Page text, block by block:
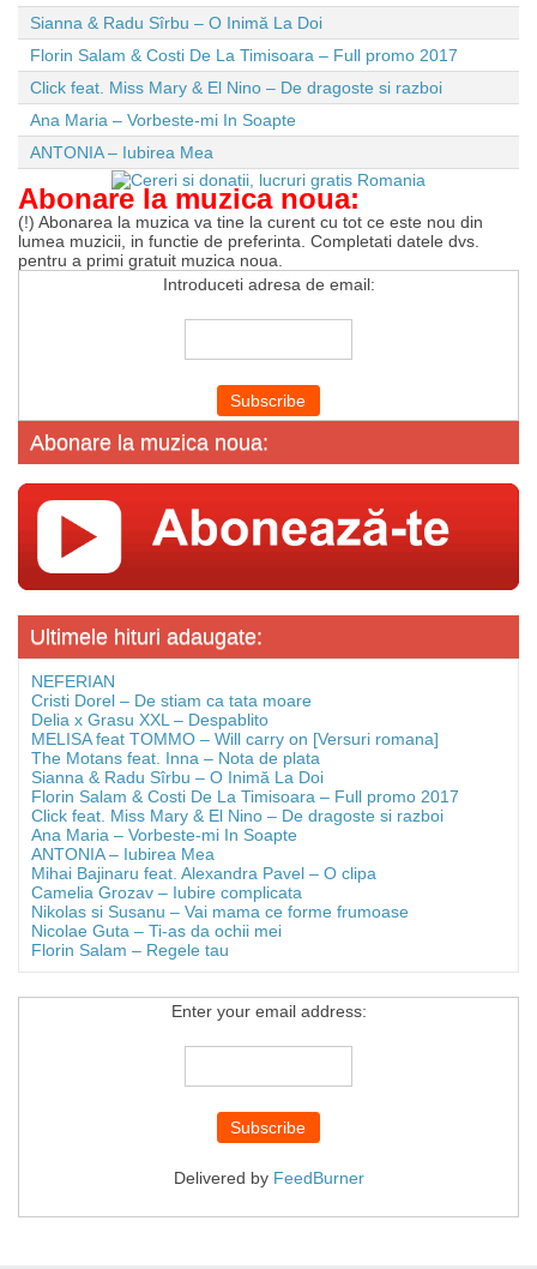
Sianna & Radu Sîrbu – O Inimă La Doi
Florin Salam & Costi De La Timisoara – Full promo 2017
Click feat. Miss Mary & El Nino – De dragoste si razboi
Ana Maria – Vorbeste-mi In Soapte
ANTONIA – Iubirea Mea
Abonare la muzica noua:
(!) Abonarea la muzica va tine la curent cu tot ce este nou din
lumea muzicii, in functie de preferinta. Completati datele dvs.
pentru a primi gratuit muzica noua.
Introduceti adresa de email:
Abonare la muzica noua:
Ultimele hituri adaugate:
NEFERIAN
Cristi Dorel – De stiam ca tata moare
Delia x Grasu XXL – Despablito
MELISA feat TOMMO – Will carry on [Versuri romana]
The Motans feat. Inna – Nota de plata
Sianna & Radu Sîrbu – O Inimă La Doi
Florin Salam & Costi De La Timisoara – Full promo 2017
Click feat. Miss Mary & El Nino – De dragoste si razboi
Ana Maria – Vorbeste-mi In Soapte
ANTONIA – Iubirea Mea
Mihai Bajinaru feat. Alexandra Pavel – O clipa
Camelia Grozav – Iubire complicata
Nikolas si Susanu – Vai mama ce forme frumoase
Nicolae Guta – Ti-as da ochii mei
Florin Salam – Regele tau
Enter your email address:
Delivered by FeedBurner